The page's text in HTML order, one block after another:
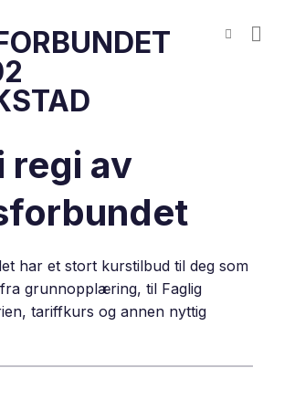
regi av
har et stort kurstilbud til deg som
grunnopplæring, til Faglig
tariffkurs og annen nyttig